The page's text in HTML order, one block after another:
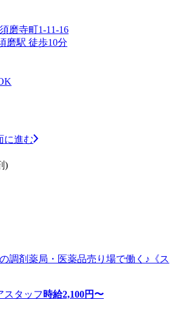
磨寺町1-11-16
磨駅 徒歩10分
に進む
)
調剤薬局・医薬品売り場で働く♪《ス
スタッフ 時給2,100円〜